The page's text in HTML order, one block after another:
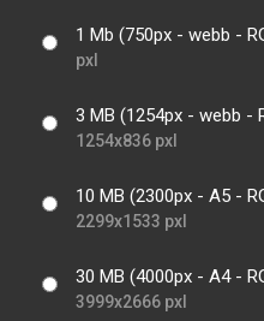
1 Mb (750px - webb -
pxl
3 MB (1254px - webb -
1254x836 pxl
10 MB (2300px - A5 -
2299x1533 pxl
30 MB (4000px - A4 -
3999x2666 pxl